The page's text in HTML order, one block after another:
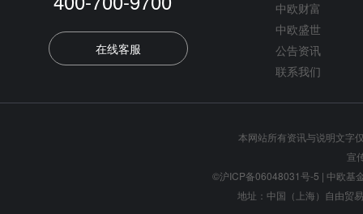
在线客服
中欧财富
中欧盛世
公告资讯
联系我们
本网站所有资讯与说明文字
宣
©沪ICP备06048031号-5 | 中欧基
地址：中国（上海）自由贸